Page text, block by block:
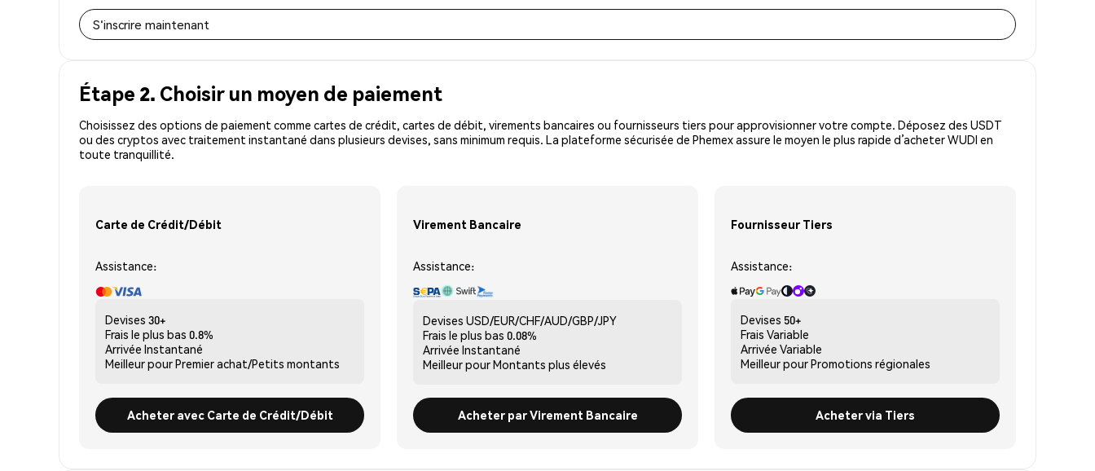
S'inscrire maintenant
Étape 2. Choisir un moyen de paiement
Choisissez des options de paiement comme cartes de crédit, cartes de débit, virements bancaires ou fournisseurs tiers pour approvisionner votre compte. Déposez des USDT
ou des cryptos avec traitement instantané dans plusieurs devises, sans minimum requis. La plateforme sécurisée de Phemex assure le moyen le plus rapide d’acheter WUDI en
toute tranquillité.
Carte de Crédit/Débit
Assistance:
Devises 30+
Frais le plus bas 0.8%
Arrivée Instantané
Meilleur pourPremier achat/Petits montants
Acheter avec Carte de Crédit/Débit
Virement Bancaire
Assistance:
Devises USD/EUR/CHF/AUD/GBP/JPY
Frais le plus bas 0.08%
Arrivée Instantané
Meilleur pourMontants plus élevés
Acheter par Virement Bancaire
Fournisseur Tiers
Assistance:
Devises 50+
Frais Variable
Arrivée Variable
Meilleur pourPromotions régionales
Acheter via Tiers